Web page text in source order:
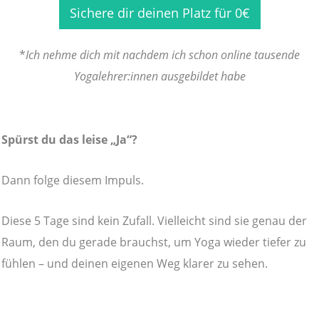
Sichere dir deinen Platz für 0€
*Ich nehme dich mit nachdem ich schon online tausende
Yogalehrer:innen ausgebildet habe
Spürst du das leise „Ja“?
Dann folge diesem Impuls.
Diese 5 Tage sind kein Zufall. Vielleicht sind sie genau der
Raum, den du gerade brauchst, um Yoga wieder tiefer zu
fühlen – und deinen eigenen Weg klarer zu sehen.